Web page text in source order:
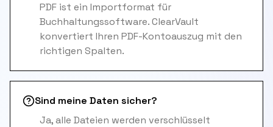
PDF ist ein Importformat für
Buchhaltungssoftware. ClearVault
konvertiert Ihren PDF-Kontoauszug mit den
richtigen Spalten.
Sind meine Daten sicher?
Ja, alle Dateien werden verschlüsselt